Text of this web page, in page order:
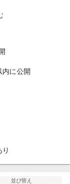
内に公開
並び替え